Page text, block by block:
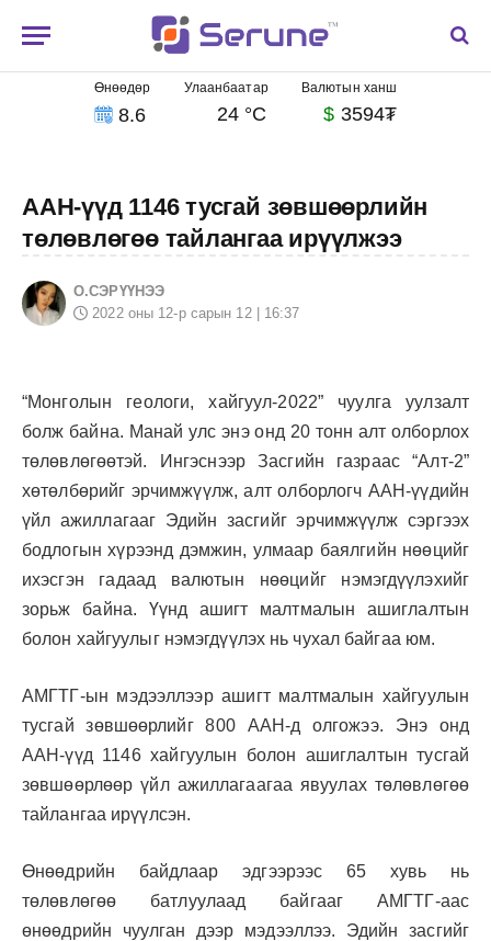
Өнөөдөр
8.6
Улаанбаатар
24 °C
Валютын ханш
$ 3594₮
ААН-үүд 1146 тусгай зөвшөөрлийн
төлөвлөгөө тайлангаа ирүүлжээ
О.СЭРҮҮНЭЭ
2022 оны 12-р сарын 12 | 16:37
“Монголын геологи, хайгуул-2022” чуулга уулзалт
болж байна. Манай улс энэ онд 20 тонн алт олборлох
төлөвлөгөөтэй. Ингэснээр Засгийн газраас “Алт-2”
хөтөлбөрийг эрчимжүүлж, алт олборлогч ААН-үүдийн
үйл ажиллагааг Эдийн засгийг эрчимжүүлж сэргээх
бодлогын хүрээнд дэмжин, улмаар баялгийн нөөцийг
ихэсгэн гадаад валютын нөөцийг нэмэгдүүлэхийг
зорьж байна. Үүнд ашигт малтмалын ашиглалтын
болон хайгуулыг нэмэгдүүлэх нь чухал байгаа юм.
АМГТГ-ын мэдээллээр ашигт малтмалын хайгуулын
тусгай зөвшөөрлийг 800 ААН-д олгожээ. Энэ онд
ААН-үүд 1146 хайгуулын болон ашиглалтын тусгай
зөвшөөрлөөр үйл ажиллагаагаа явуулах төлөвлөгөө
тайлангаа ирүүлсэн.
Өнөөдрийн байдлаар эдгээрээс 65 хувь нь
төлөвлөгөө батлуулаад байгааг АМГТГ-аас
өнөөдрийн чуулган дээр мэдээллээ. Эдийн засгийг